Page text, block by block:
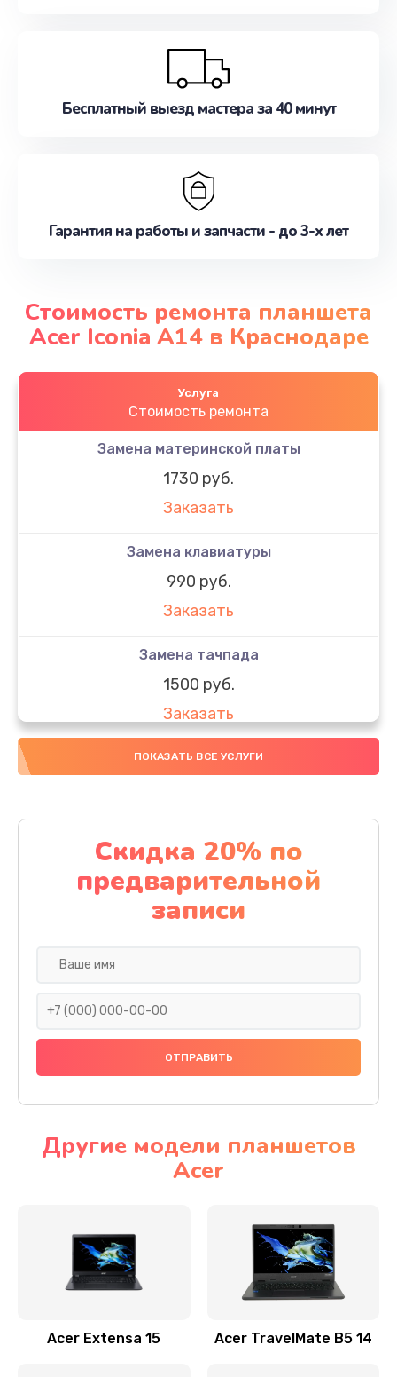
Бесплатный выезд мастера за 40 минут
Гарантия на работы и запчасти - до 3-х лет
Стоимость ремонта планшета
Acer Iconia A14 в Краснодаре
Услуга
Стоимость ремонта
Замена материнской платы
1730 руб.
Заказать
Замена клавиатуры
990 руб.
Заказать
Замена тачпада
1500 руб.
Заказать
Замена южного моста
Заказать
Чистка от пыли
1060 руб.
Заказать
Ремонт подсветки
Настройка BIOS
Замена видеочипа
Заказать
ПОКАЗАТЬ ВСЕ УСЛУГИ
Скидка 20% по
предварительной
записи
Другие модели планшетов
Acer
Acer Extensa 15 Acer TravelMate B5 14